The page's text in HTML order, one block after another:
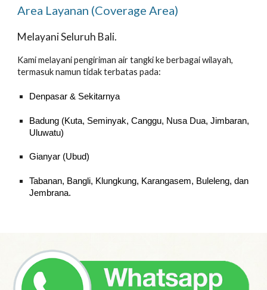
Area Layanan (Coverage Area)
Melayani Seluruh Bali.
Kami melayani pengiriman air tangki ke berbagai wilayah,
termasuk namun tidak terbatas pada:
Denpasar & Sekitarnya
Badung (Kuta, Seminyak, Canggu, Nusa Dua, Jimbaran,
Uluwatu)
Gianyar (Ubud)
Tabanan, Bangli, Klungkung, Karangasem, Buleleng, dan
Jembrana.